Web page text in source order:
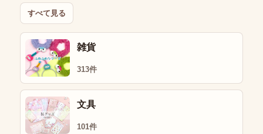
すべて見る
雑貨
313件
文具
101件